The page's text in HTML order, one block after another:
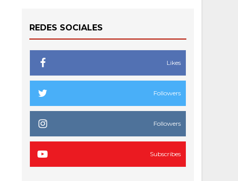
REDES SOCIALES
Likes
Followers
Followers
Subscribes